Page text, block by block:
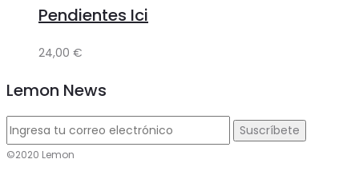
Pendientes Ici
24,00 €
Lemon News
©2020 Lemon